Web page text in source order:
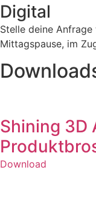
Digital
Stelle deine
Mittagspause, im
Shining 3D
Download